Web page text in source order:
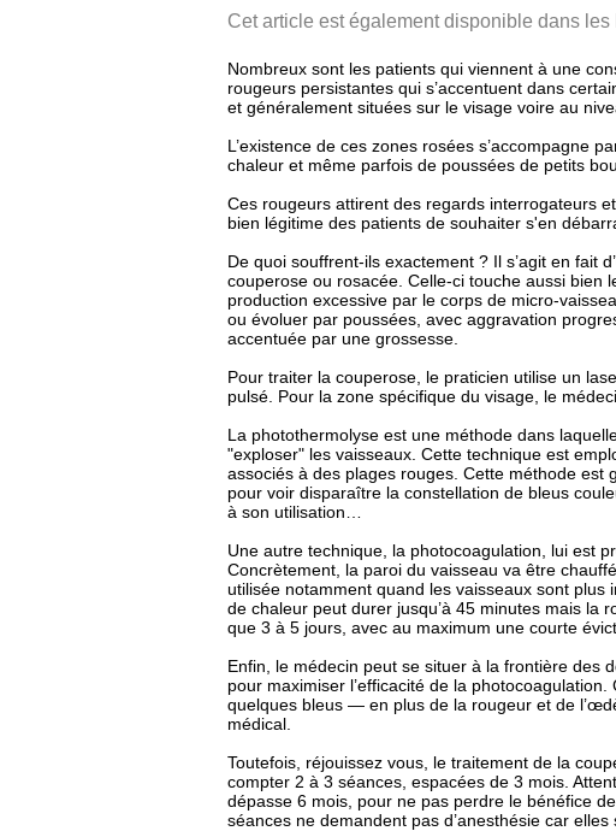
Cet article est également disponible dans les
Nombreux sont les patients qui viennent à une
rougeurs persistantes qui s’accentuent dans
et généralement situées sur le visage voire au
L’existence de ces zones rosées s’accompagne
chaleur et même parfois de poussées de petits
Ces rougeurs attirent des regards interrogateurs
bien légitime des patients de souhaiter s'en
De quoi souffrent-ils exactement ? Il s’agit en fait
couperose ou rosacée. Celle-ci touche aussi bien
production excessive par le corps de micro-
ou évoluer par poussées, avec aggravation
accentuée par une grossesse.
Pour traiter la couperose, le praticien utilise un
pulsé. Pour la zone spécifique du visage, le
La photothermolyse est une méthode dans
"exploser" les vaisseaux. Cette technique est
associés à des plages rouges. Cette méthode est
pour voir disparaître la constellation de bleus
à son utilisation…
Une autre technique, la photocoagulation, lui est
Concrètement, la paroi du vaisseau va être
utilisée notamment quand les vaisseaux sont plus
de chaleur peut durer jusqu’à 45 minutes mais la
que 3 à 5 jours, avec au maximum une courte
Enfin, le médecin peut se situer à la frontière des
pour maximiser l’efficacité de la
quelques bleus — en plus de la rougeur et de
médical.
Toutefois, réjouissez vous, le traitement de la
compter 2 à 3 séances, espacées de 3 mois.
dépasse 6 mois, pour ne pas perdre le bénéfice
séances ne demandent pas d’anesthésie car